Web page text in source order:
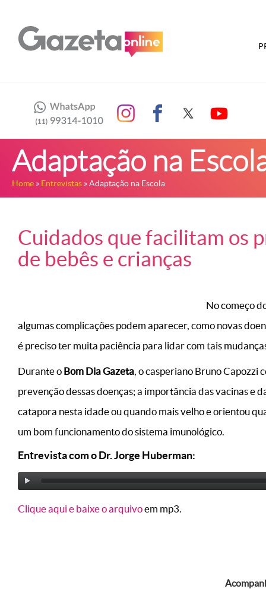
Adaptação na
Home » Entrevistas » Adaptação na Escola
Cuidados que facilitam os
de bebês e crianças
No começo
algumas complicações podem aparecer, como novas
é preciso ter muita paciência para lidar com tais
Durante o Bom Dia Gazeta, o casperiano Bruno Capozzi
prevenção dessas doenças; a importância das vacinas
catapora nesta idade ou quando mais velho e orientou
um bom funcionamento do sistema imunológico.
Entrevista com o Dr. Jorge Huberman:
Clique aqui e baixe o arquivoem mp3.